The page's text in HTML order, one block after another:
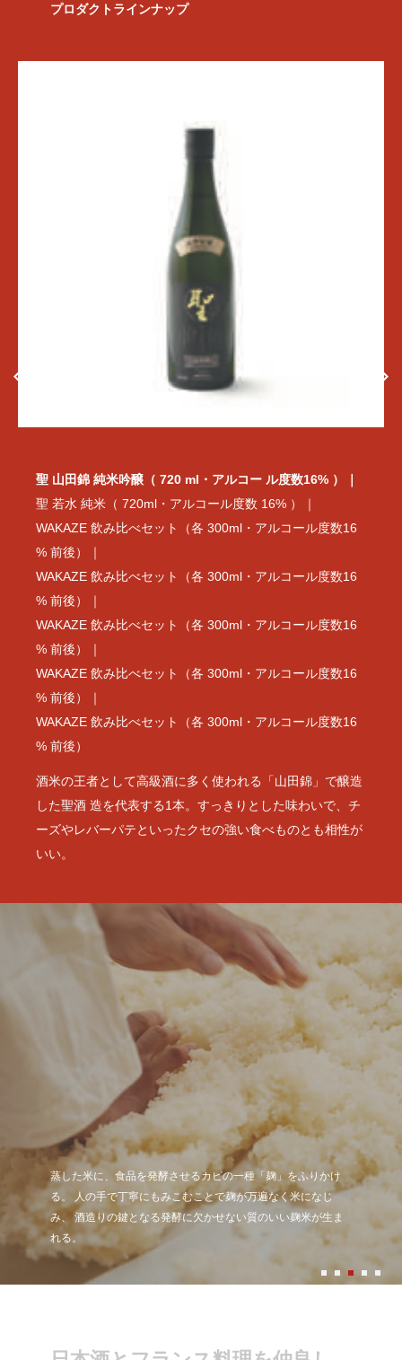
プロダクトラインナップ
聖 山田錦 純米吟醸（ 720 ml・アルコー ル度数16% ）
聖 若水 純米（ 720ml・アルコール度数 16% ）
WAKAZE 飲み比べセット（各 300ml・アルコール度数16
% 前後）
WAKAZE 飲み比べセット（各 300ml・アルコール度数16
% 前後）
WAKAZE 飲み比べセット（各 300ml・アルコール度数16
% 前後）
WAKAZE 飲み比べセット（各 300ml・アルコール度数16
% 前後）
WAKAZE 飲み比べセット（各 300ml・アルコール度数16
% 前後）
酒米の王者として高級酒に多く使われる「山田錦」で醸造
した聖酒 造を代表する1本。すっきりとした味わいで、チ
ーズやレバーパテといったクセの強い食べものとも相性が
いい。
ワインに醸造用のブドウがあるように、 日本酒にも酒造りに
適した特別な米「酒造好適米」がある。 酒の味や香りの元と
なる成分が凝縮したその米を蒸すことから酒造りがはじまる。
蒸した米に、食品を発酵させるカビの一種「麹」をふりかけ
る。 人の手で丁寧にもみこむことで麹が万遍なく米になじ
み、 酒造りの鍵となる発酵に欠かせない質のいい麹米が生ま
れる。
麹米に加えて蒸米・酵母・水をタンクの中に入れ、およそ3週
間かけて発酵させると酒ができる。 その間、蔵人と呼ばれる
職人たちが蔵に泊まり込み、完成までの過程を隙なく管理す
る。
できあがった酒は、その仕上がり具合を蔵元によって厳しく見
極められる。 味・香り・色のすべてにおいて、7代170年の歴
史をもつ聖酒造の酒としてふさわしい水準を満たしたものだけ
が世の中に送られていく。